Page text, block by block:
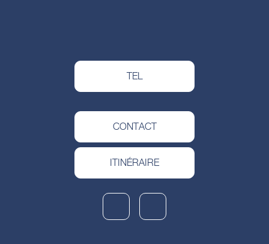
TEL
CONTACT
ITINÉRAIRE